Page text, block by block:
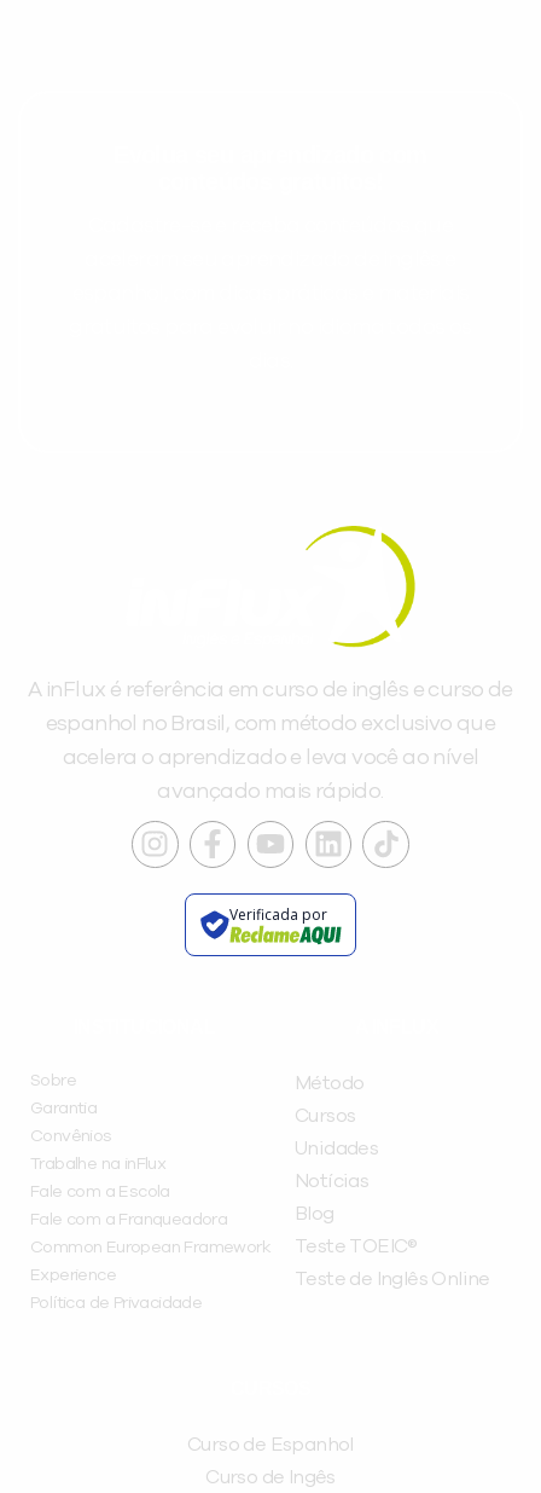
A inFlux é referência em curso de inglês e curso de
espanhol no Brasil, com método exclusivo que
acelera o aprendizado e leva você ao nível
avançado mais rápido.
Verificada por
Sobre
Garantia
Convênios
Trabalhe na inFlux
Fale com a Escola
Fale com a Franqueadora
Common European Framework
Experience
Política de Privacidade
Método
Cursos
Unidades
Notícias
Blog
Teste TOEIC®
Teste de Inglês Online
Curso de Espanhol
Curso de Ingês